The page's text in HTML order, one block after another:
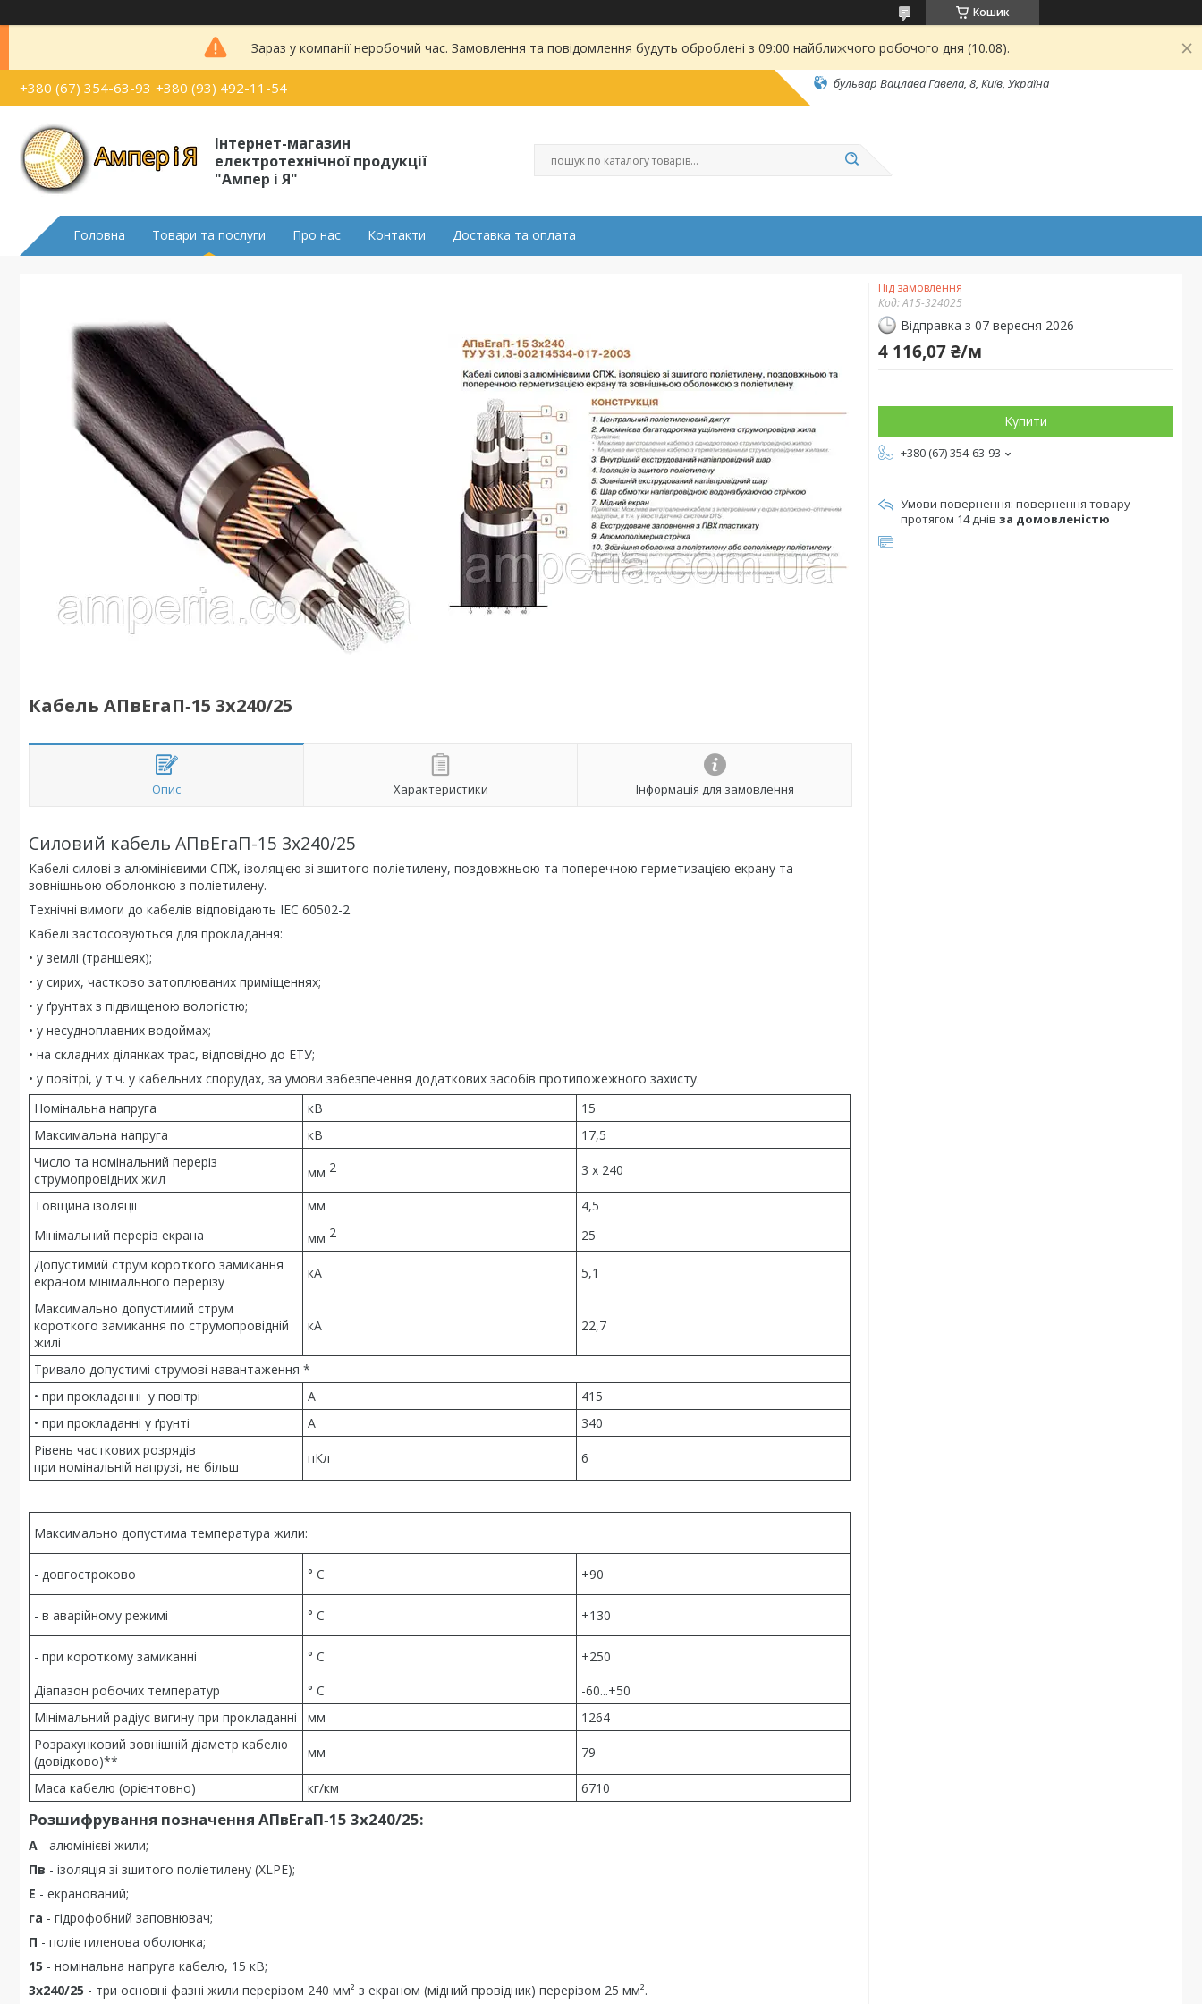
Кошик
Зараз у компанії неробочий час. Замовлення та повідомлення будуть оброблені з 09:00 найближчого робочого дня (10.08).
+380 (67) 354-63-93 +380 (93) 492-11-54 бульвар Вацлава Гавела, 8, Київ, Україна
Інтернет-магазин
електротехнічної продукції
"Ампер і Я"
Головна Товари та послуги Про нас Контакти Доставка та оплата
Кабель АПвЕгаП‑15 3х240/25
Опис Характеристики Інформація для замовлення
Силовий кабель АПвЕгаП-15 3х240/25
Кабелі силові з алюмінієвими СПЖ, ізоляцією зі зшитого поліетилену, поздовжньою та поперечною герметизацією екрану та
зовнішньою оболонкою з поліетилену.
Технічні вимоги до кабелів відповідають IEC 60502-2.
Кабелі застосовуються для прокладання:
• у землі (траншеях);
• у сирих, частково затоплюваних приміщеннях;
• у ґрунтах з підвищеною вологістю;
• у несудноплавних водоймах;
• на складних ділянках трас, відповідно до ЕТУ;
• у повітрі, у т.ч. у кабельних спорудах, за умови забезпечення додаткових засобів протипожежного захисту.
Номінальна напруга
кВ
15
Максимальна напруга
кВ
17,5
Число та номінальний переріз
струмопровідних жил
мм 2 3 x 240
Товщина ізоляції мм
4,5
Мінімальний переріз екрана
мм 2
25
Допустимий струм короткого замикання
екраном мінімального перерізу
кА 5,1
Максимально допустимий струм
короткого замикання по струмопровідній
жилі
кА 22,7
Тривало допустимі струмові навантаження *
• при прокладанні у повітрі
А
415
• при прокладанні у ґрунті
А
340
Рівень часткових розрядів
при номінальній напрузі, не більш
пКл 6
Максимально допустима температура жили:
- довгостроково ° С +90
- в аварійному режимі ° С +130
- при короткому замиканні ° С
+250
Діапазон робочих температур
° С
-60...+50
Мінімальний радіус вигину при прокладанні
мм
1264
Розрахунковий зовнішній діаметр кабелю
(довідково)**
мм 79
Маса кабелю (орієнтовно) кг/км 6710
Розшифрування позначення АПвЕгаП‑15 3х240/25:
А - алюмінієві жили;
Пв - ізоляція зі зшитого поліетилену (XLPE);
Е - екранований;
га - гідрофобний заповнювач;
П - поліетиленова оболонка;
15 - номінальна напруга кабелю, 15 кВ;
3х240/25 - три основні фазні жили перерізом 240 мм² з екраном (мідний провідник) перерізом 25 мм².
Під замовлення
Код:А15-324025
Відправка з 07 вересня 2026
4 116,07 ₴/м
Купити
+380 (67) 354-63-93
повернення товару
протягом 14 днів за домовленістю